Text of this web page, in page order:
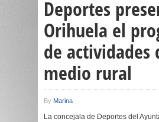
Deportes
Orihuela el
de actividades
medio rural
By Marina
La concejala de Deportes del